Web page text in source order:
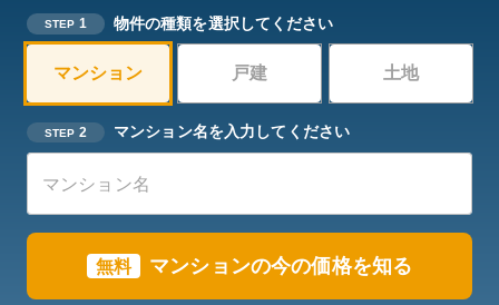
STEP 1 物件の種類を選択してください
マンション 戸建 土地
STEP 2 マンション名を入力してください
無料 マンションの今の価格を知る